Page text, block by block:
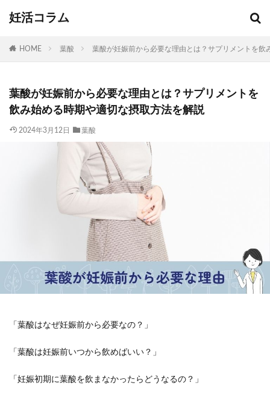
妊活コラム
HOME 葉酸 葉酸が妊娠前から必要な理由とは？サプリメントを飲
葉酸が妊娠前から必要な理由とは？サプリメントを
飲み始める時期や適切な摂取方法を解説
2024年3月12日 葉酸
「葉酸はなぜ妊娠前から必要なの？」
「葉酸は妊娠前いつから飲めばいい？」
「妊娠初期に葉酸を飲まなかったらどうなるの？」